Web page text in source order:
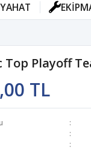
Top Playoff
TL